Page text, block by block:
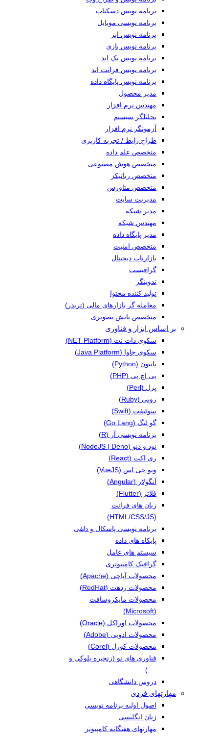
برنامه نویس دسکتاپ
برنامه نویسی موبایل
برنامه نویس ابر
برنامه نویس بازی
برنامه نویس بک اند
برنامه نویس فرانت اند
برنامه نویس پایگاه داده
مدیر محصول
مهندس نرم افزار
تحلیلگر سیستم
آزمونگر نرم افزار
طراح رابط / تجربه کاربری
متخصص علم داده
متخصص هوش مصنوعی
متخصص رباتیکز
متخصص متاورس
مدیریت سایت
مدیر شبکه
مهندس شبکه
مدیر پایگاه داده
متخصص امنیت
بازاریاب دیجیتال
گرافیست
تدوینگر
تولید کننده محتوا
معامله گر بازارهای مالی (تریدر)
متخصص پایش تصویری
بر اساس ابزار و فناوری
سکوی دات نت (NET Platform)
سکوی جاوا (Java Platform)
پایتون (Python)
پی اچ پی (PHP)
پرل (Perl)
روبی (Ruby)
سوئیفت (Swift)
گو لنگ (Go Lang)
برنامه نویسی آر (R)
نود و دنو (NodeJS | Deno)
ری اکت (React)
ویو جی اس (VueJS)
آنگولار (Angular)
فلاتر (Flutter)
زبان های فرانت
(HTML/CSS/JS)
برنامه نویسی پاسکال و دلفی
پایکاه های داده
سیستم های عامل
گرافیک کامپیوتری
محصولات آپاچی (Apache)
محصولات ردهت (RedHat)
محصولات مایکروسافت
(Microsoft)
محصولات اوراکل (Oracle)
محصولات ادوبی (Adobe)
محصولات کورل (Corel)
فناوری های نو (زنجیره بلوکی و
… )
دروس دانشگاهی
مهارتهای فردی
اصول اولیه برنامه نویسی
زبان انگلیسی
مهارتهای هفتگانه کامپیوتر